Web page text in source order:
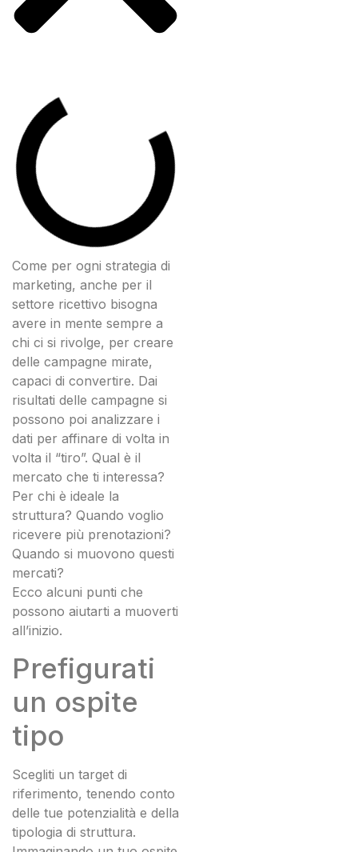
Come per ogni strategia di
marketing, anche per il
settore ricettivo bisogna
avere in mente sempre a
chi ci si rivolge, per creare
delle campagne mirate,
capaci di convertire. Dai
risultati delle campagne si
possono poi analizzare i
dati per affinare di volta in
volta il “tiro”. Qual è il
mercato che ti interessa?
Per chi è ideale la
struttura? Quando voglio
ricevere più prenotazioni?
Quando si muovono questi
mercati?
Ecco alcuni punti che
possono aiutarti a muoverti
all’inizio.
Prefigurati
un ospite
tipo
Scegliti un target di
riferimento, tenendo conto
delle tue potenzialità e della
tipologia di struttura.